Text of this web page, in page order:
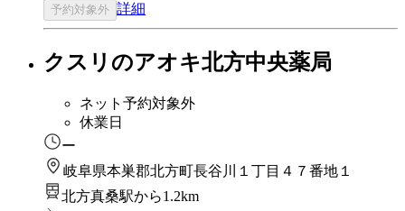
予約対象外 詳細
クスリのアオキ北方中央薬局
ネット予約対象外
休業日
ー
岐阜県本巣郡北方町長谷川１丁目４７番地１
北方真桑駅から1.2km